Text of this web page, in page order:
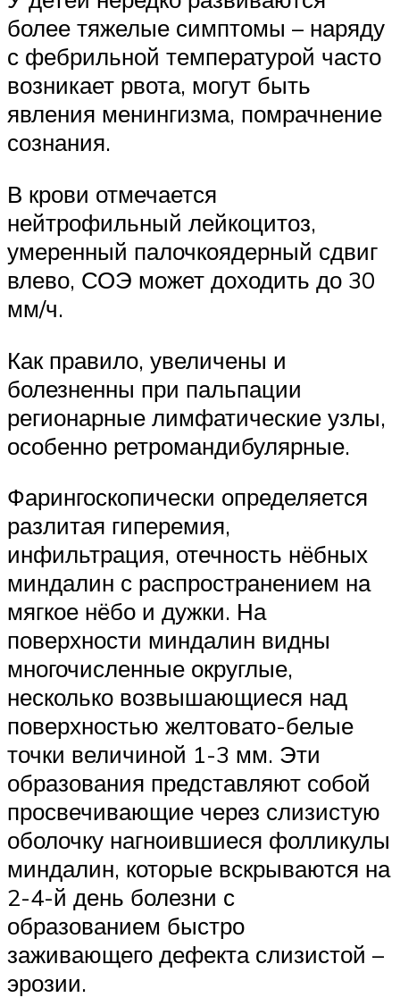
более тяжелые симптомы – наряду
с фебрильной температурой часто
возникает рвота, могут быть
явления менингизма, помрачнение
сознания.
В крови отмечается
нейтрофильный лейкоцитоз,
умеренный палочкоядерный сдвиг
влево, СОЭ может доходить до 30
мм/ч.
Как правило, увеличены и
болезненны при пальпации
регионарные лимфатические узлы,
особенно ретромандибулярные.
Фарингоскопически определяется
разлитая гиперемия,
инфильтрация, отечность нёбных
миндалин с распространением на
мягкое нёбо и дужки. На
поверхности миндалин видны
многочисленные округлые,
несколько возвышающиеся над
поверхностью желтовато-белые
точки величиной 1-3 мм. Эти
образования представляют собой
просвечивающие через слизистую
оболочку нагноившиеся фолликулы
миндалин, которые вскрываются на
2-4-й день болезни с
образованием быстро
заживающего дефекта слизистой –
эрозии.